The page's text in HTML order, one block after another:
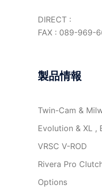
DIRECT :
FAX : 089-969-
製品情報
Twin-Cam &
Evolution & XL ,
VRSC V-ROD
Rivera Pro
Options